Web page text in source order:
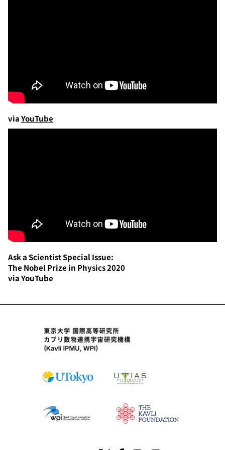
viaYouTube
Ask a Scientist Special Issue:
The Nobel Prize in Physics 2020
viaYouTube